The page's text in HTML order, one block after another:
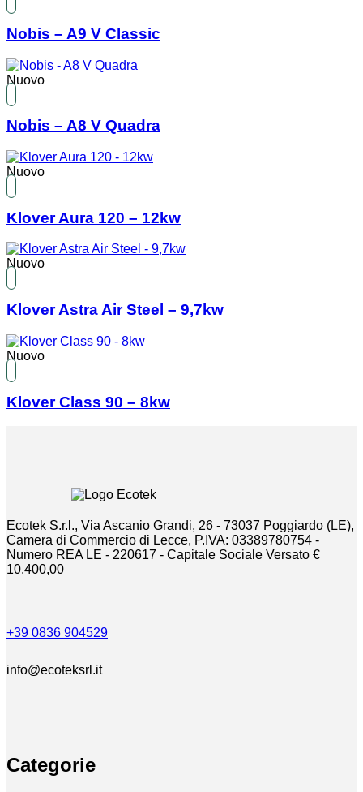
Nobis – A9 V Classic
Nuovo
Nobis – A8 V Quadra
Nuovo
Klover Aura 120 – 12kw
Nuovo
Klover Astra Air Steel – 9,7kw
Nuovo
Klover Class 90 – 8kw
Ecotek S.r.l., Via Ascanio Grandi, 26 - 73037 Poggiardo (LE),
Camera di Commercio di Lecce, P.IVA: 03389780754 -
Numero REA LE - 220617 - Capitale Sociale Versato €
10.400,00
+39 0836 904529
info@ecoteksrl.it
Categorie